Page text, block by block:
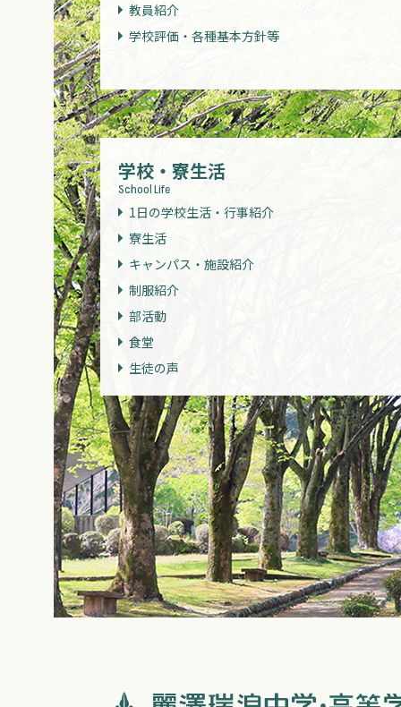
教員紹介
学校評価・各種基本方針等
学校・寮生活
School Life
1日の学校生活・行事紹介
寮生活
キャンパス・施設紹介
制服紹介
部活動
食堂
生徒の声